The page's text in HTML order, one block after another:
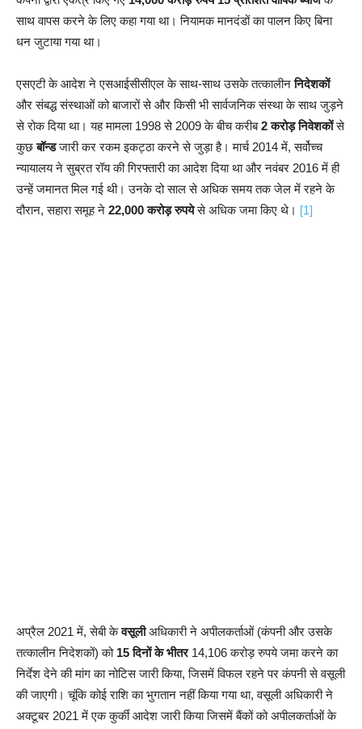
साथ वापस करने के लिए कहा गया था। नियामक मानदंडों का पालन किए बिना
धन जुटाया गया था।
एसएटी के आदेश ने एसआईसीसीएल के साथ-साथ उसके तत्कालीननिदेशकों
और संबद्ध संस्थाओं को बाजारों से और किसी भी सार्वजनिक संस्था के साथ जुड़ने
से रोक दिया था। यह मामला 1998 से 2009 के बीच करीब2 करोड़ निवेशकोंसे
कुछबॉन्डजारी कर रकम इकट्ठा करने से जुड़ा है। मार्च 2014 में, सर्वोच्च
न्यायालय ने सुब्रत रॉय की गिरफ्तारी का आदेश दिया था और नवंबर 2016 में ही
उन्हें जमानत मिल गई थी। उनके दो साल से अधिक समय तक जेल में रहने के
दौरान, सहारा समूह ने 22,000 करोड़ रुपयेसे अधिक जमा किए थे। [1]
अप्रैल 2021 में, सेबी केवसूलीअधिकारी ने अपीलकर्ताओं (कंपनी और उसके
तत्कालीन निदेशकों) को 15 दिनों के भीतर14,106 करोड़ रुपये जमा करने का
निर्देश देने की मांग का नोटिस जारी किया, जिसमें विफल रहने पर कंपनी से वसूली
की जाएगी। चूंकि कोई राशि का भुगतान नहीं किया गया था, वसूली अधिकारी ने
अक्टूबर 2021 में एक कुर्की आदेश जारी किया जिसमें बैंकों को अपीलकर्ताओं के